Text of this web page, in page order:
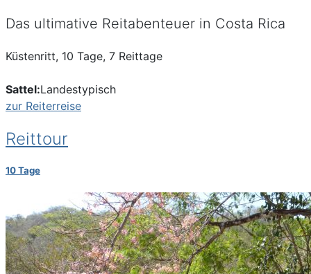
Das ultimative Reitabenteuer in Costa Rica
Küstenritt, 10 Tage, 7 Reittage
Sattel:Landestypisch
zur Reiterreise
Reittour
10 Tage